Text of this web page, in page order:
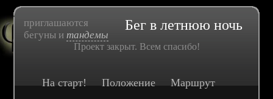
приглашаются
бегуны итандемы
Бег в летнюю ночь
Проект закрыт. Всем спасибо!
На старт! Положение Маршрут